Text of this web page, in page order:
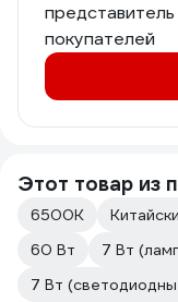
покупателей
Этот товар из
6500К
60 Вт
7 Вт
7 Вт